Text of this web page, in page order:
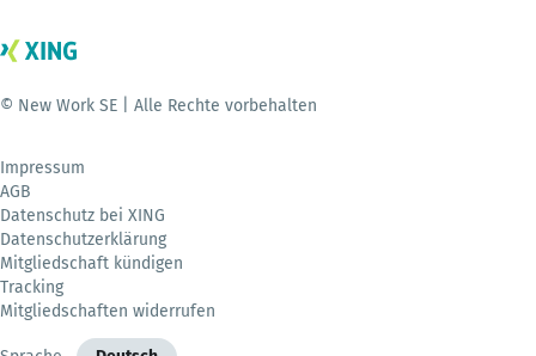
© New Work SE | Alle Rechte vorbehalten
Impressum
AGB
Datenschutz bei XING
Datenschutzerklärung
Mitgliedschaft kündigen
Tracking
Mitgliedschaften widerrufen